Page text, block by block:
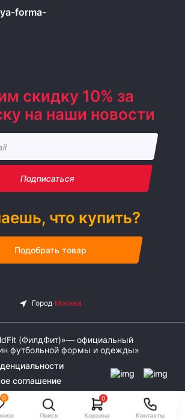
0
Поиск
0
Корзина Контакты
forma-
скидку 10% за
на наши новости
Подписаться
что купить?
Подобрать товар
(ФилдФит)»— официальный
футбольной формы и одежды»
соглашение